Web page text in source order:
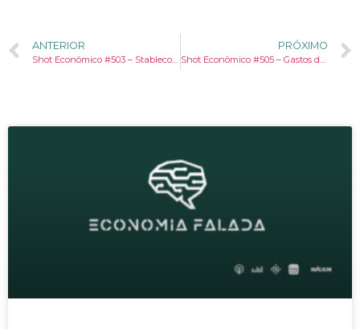
ANTERIOR
Shot Econômico #503 – Stablecoins: vantagens e desvantagens
PRÓXIMO
Shot Econômico #505 – Gastos dos 3 poderes: mais R$33 bi em 9 meses.